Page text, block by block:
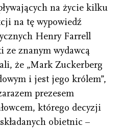
na życie kilku
na tę wypowiedź
Henry Farrell
ze znanym wydawcą
że „Mark Zuckerberg
i jest jego królem”,
prezesem
którego decyzji
obietnic –